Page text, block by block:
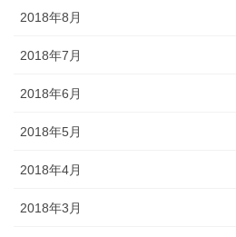
2018年8月
2018年7月
2018年6月
2018年5月
2018年4月
2018年3月